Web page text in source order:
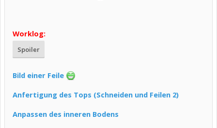
Worklog:
Spoiler
Bild einer Feile
Anfertigung des Tops (Schneiden und Feilen 2)
Anpassen des inneren Bodens